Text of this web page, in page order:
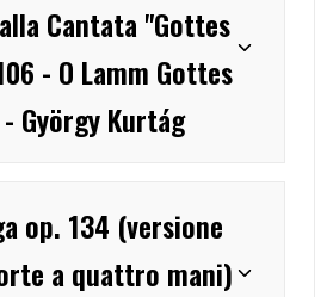
Cantata "Gottes
- O Lamm Gottes
György Kurtág
op. 134 (versione
a quattro mani)